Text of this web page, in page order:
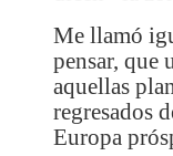
Me llamó
pensar, que
aquellas
regresados
Europa